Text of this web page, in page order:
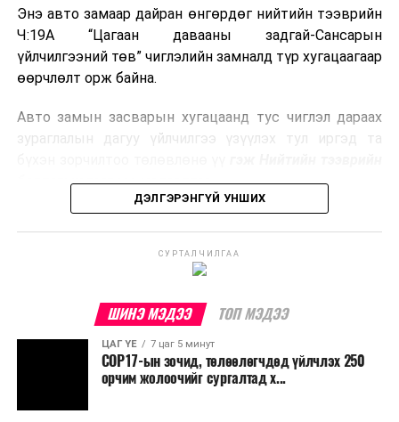
байна. Тухайлбал, Германд лаг шатаах үйлдвэрээс
гарсан үнснээс фосфор сэргээн авах технологи
ашигладаг бол Нидерландад төвлөрсөн лаг
боловсруулах үйлдвэрүүдээр дулаан, цахилгаан
Ийнхүү лаг хатаах, шатаах технологийг лагийн
улсад өргөн ашиглаж байна.
Энэ авто замаар дайран өнгөрдөг нийтийн тээврийн
Ч:19А “Цагаан давааны задгай-Сансарын
үйлчилгээний төв” чиглэлийн замналд түр хугацаагаар
өөрчлөлт орж байна.
Авто замын засварын хугацаанд тус чиглэл дараах
зураглалын дагуу үйлчилгээ үзүүлэх тул иргэд та
бодлогын газраас мэдээллээ.
ДЭЛГЭРЭНГҮЙ УНШИХ
СУРТАЛЧИЛГАА
ШИНЭ МЭДЭЭ ТОП МЭДЭЭ
ЦАГ ҮЕ 7 цаг 5 минут
COP17-ын зочид, төлөөлөгчдөд үйлчлэх 250
орчим жолоочийг сургалтад х...